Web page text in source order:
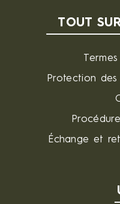
TOUT
Protection
Échange et